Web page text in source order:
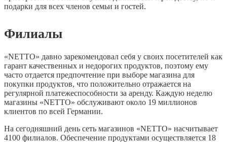
подарки для всех членов семьи и гостей.
Филиалы
«NETTO» давно зарекомендовал себя у своих посетителей как
гарант качественных и недорогих продуктов, поэтому ему
часто отдается предпочтение при выборе магазина для
покупки продуктов, что положительно отражается на
регулярной платежеспособности за аренду. Каждую неделю
магазины «NETTO» обслуживают около 19 миллионов
клиентов по всей Германии.
На сегодняшний день сеть магазинов «NETTO» насчитывает
4100 филиалов. Обеспечение продуктами осуществляется 18